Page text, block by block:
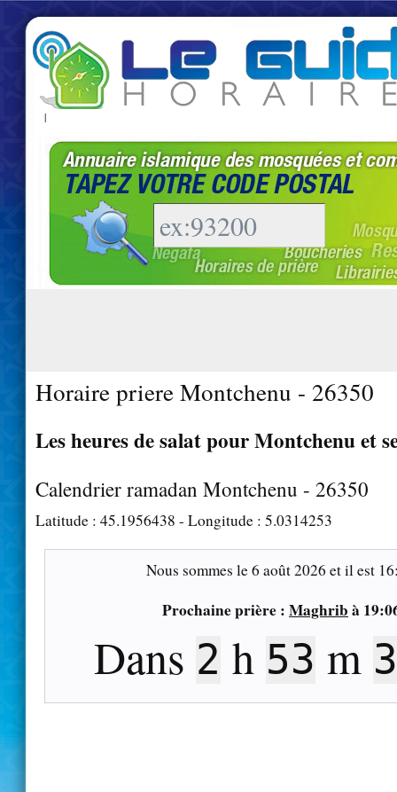
|
Horaire priere Montchenu - 26350
Les heures de salat pour Montchenu et
Calendrier ramadan Montchenu - 26350
Latitude : 45.1956438 - Longitude : 5.0314253
Nous sommes le6 août 2026 et il est
Prochaine prière : Maghrib à
Dans 2 h 53 m